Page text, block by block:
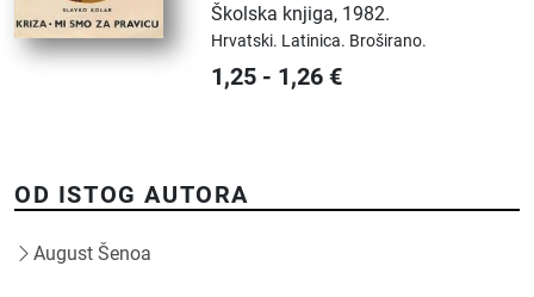
Školska knjiga, 1982.
Hrvatski. Latinica. Broširano.
1,25 - 1,26 €
OD ISTOG AUTORA
August Šenoa